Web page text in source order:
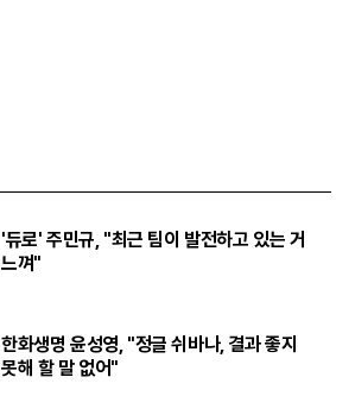
'듀로' 주민규, "최근 팀이 발전하고 있는 거
느껴"
한화생명 윤성영, "정글 쉬바나, 결과 좋지
못해 할 말 없어"